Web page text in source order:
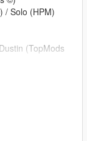
/ Solo (HPM)
(TopMods
/ Dustin